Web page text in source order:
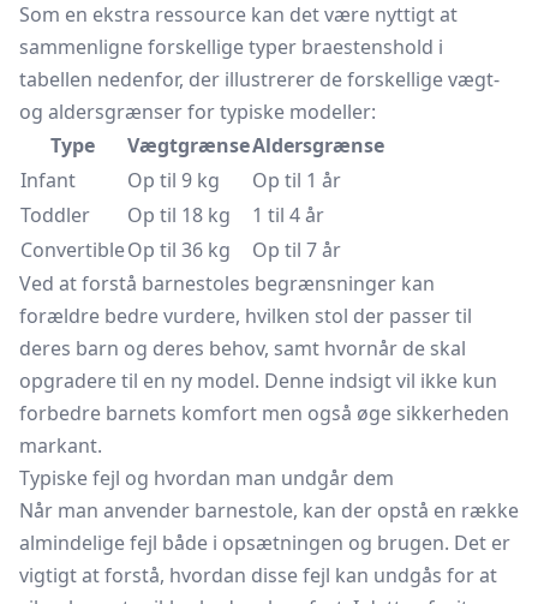
Som en ekstra ressource kan det være nyttigt at
sammenligne forskellige typer braestenshold i
tabellen nedenfor, der illustrerer de forskellige vægt-
og aldersgrænser for typiske modeller:
Type
VægtgrænseAldersgrænse
Infant
Op til 9 kg
Op til 1 år
Toddler
Op til 18 kg
1 til 4 år
ConvertibleOp til 36 kg
Op til 7 år
Ved at forstå barnestoles begrænsninger kan
forældre bedre vurdere, hvilken stol der passer til
deres barn og deres behov, samt hvornår de skal
opgradere til en ny model. Denne indsigt vil ikke kun
forbedre barnets komfort men også øge sikkerheden
markant.
Typiske fejl og hvordan man undgår dem
Når man anvender barnestole, kan der opstå en række
almindelige fejl både i opsætningen og brugen. Det er
vigtigt at forstå, hvordan disse fejl kan undgås for at